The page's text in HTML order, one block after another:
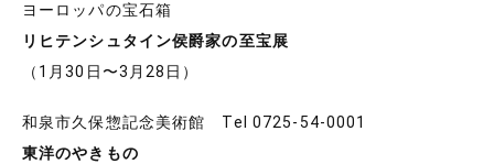
ヨーロッパの宝石箱
リヒテンシュタイン侯爵家の至宝展
（1月30日〜3月28日）
和泉市久保惣記念美術館 Tel 0725-54-0001
東洋のやきもの